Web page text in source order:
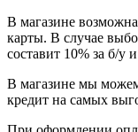
В магазине
карты. В случае
составит 10% за б/у
В магазине мы
кредит на самых